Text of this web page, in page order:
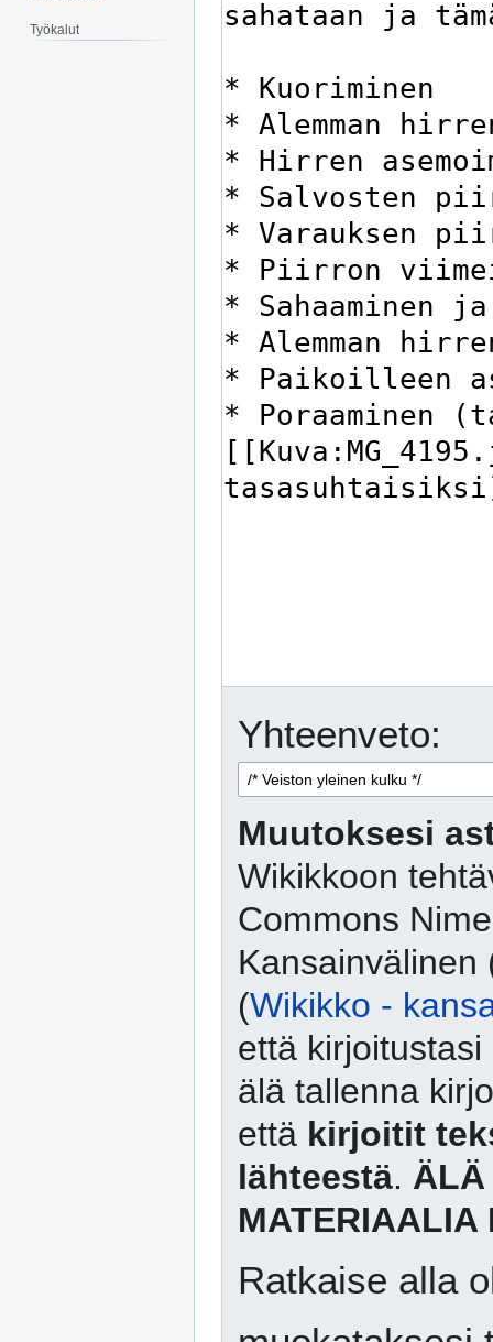
Yhteenveto:
Muutoksesi
Wikikkoon
Commons
Kansainvälinen
(Wikikko -
että
älä tallenna
että kirjoitit
lähteestä. ÄLÄ
MATERIAALIA
Ratkaise alla
Työkalut